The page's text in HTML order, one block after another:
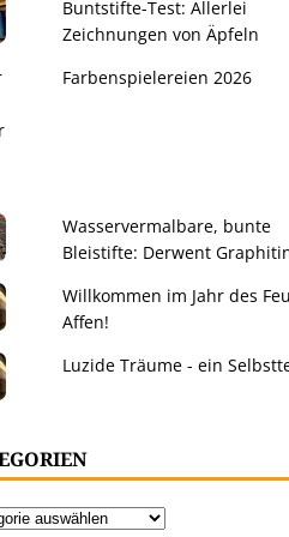
Buntstifte-Test: Allerlei
Zeichnungen von Äpfeln
Farbenspielereien 2026
Wasservermalbare, bunte
Bleistifte: Derwent
Willkommen im Jahr des
Affen!
Luzide Träume - ein